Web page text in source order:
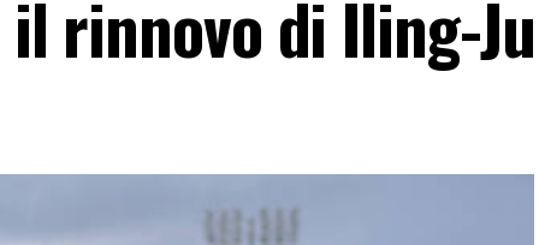
il rinnovo di Iling-